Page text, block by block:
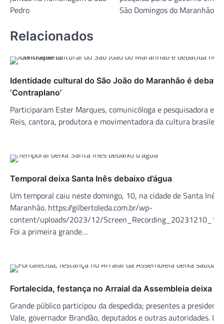
Post
Pedro
São Domingos do Maranhão
Relacionados
Identidade cultural do São João do Maranhão é
‘Contraplano’
Participaram Ester Marques, comunicóloga e pesquisadora
Reis, cantora, produtora e movimentadora da cultura
Temporal deixa Santa Inês debaixo d’água
Um temporal caiu neste domingo, 10, na cidade de Santa
Maranhão. https://gilbertoleda.com.br/wp-
content/uploads/2023/12/
Foi a primeira grande…
Fortalecida, festança no Arraial da Assembleia deixa
Grande público participou da despedida; presentes a
Vale, governador Brandão, deputados e outras autoridades.